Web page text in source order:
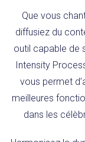
Que vous
diffusiez du
outil capable de
Intensity
vous permet
meilleures
dans les